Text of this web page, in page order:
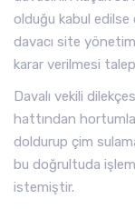
olduğu kabul edilse
davacı site
karar verilmesi
Davalı vekili
hattından
doldurup çim
bu doğrultuda işlem
istemiştir.